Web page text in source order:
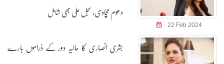
22 Feb 2024
دھوم مچادی، سجل علی بھی شامل
بشریٰ انصاری کا حالیہ دور کے ڈراموں بارے